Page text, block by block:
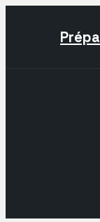
Prépa